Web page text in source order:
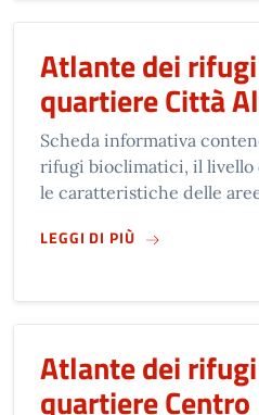
Atlante dei
quartiere Città
Scheda informativa
rifugi bioclimatici, il livello
le caratteristiche delle
LEGGI DI PIÙSUATLANTE
Atlante dei
quartiere Centro